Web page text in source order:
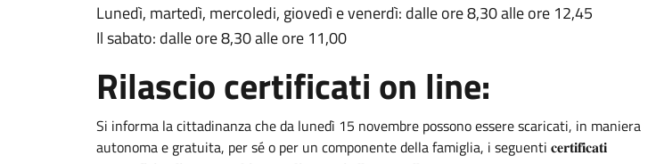
Lunedì, martedì, mercoledi, giovedì e venerdì: dalle ore 8,30 alle ore 12,45
Il sabato: dalle ore 8,30 alle ore 11,00
Rilascio certificati on line:
Si informa la cittadinanza che da lunedì 15 novembre possono essere scaricati, in maniera
autonoma e gratuita, per sé o per un componente della famiglia, i seguenti 𝐜𝐞𝐫𝐭𝐢𝐟𝐢𝐜𝐚𝐭𝐢